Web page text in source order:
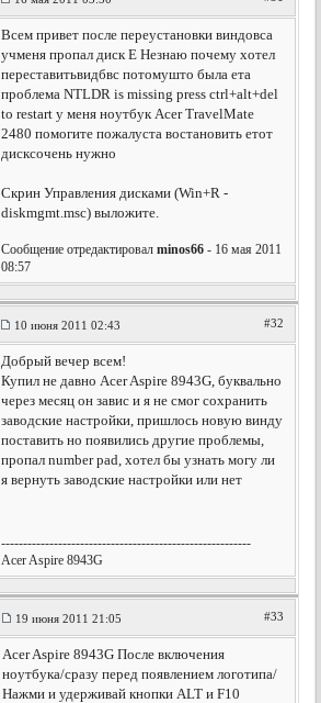
Всем привет после переустановки виндовса
учменя пропал диск Е Незнаю почему хотел
переставитьвидбвс потомушто была ета
проблема NTLDR is missing press ctrl+alt+del
to restart у меня ноутбук Acer TravelMate
2480 помогите пожалуста востановить етот
дисксочень нужно
Скрин Управления дисками (Win+R -
diskmgmt.msc) выложите.
Сообщение отредактировалminos66 - 16 мая 2011
08:57
10 июня 2011 02:43 #32
Добрый вечер всем!
Купил не давно Acer Aspire 8943G, буквально
через месяц он завис и я не смог сохранить
заводские настройки, пришлось новую винду
поставить но появились другие проблемы,
пропал number pad, хотел бы узнать могу ли
я вернуть заводские настройки или нет
---------------------------------------------------------
Acer Aspire 8943G
19 июня 2011 21:05 #33
Acer Aspire 8943G После включения
ноутбука/сразу перед появлением логотипа/
Нажми и удерживай кнопки ALT и F10